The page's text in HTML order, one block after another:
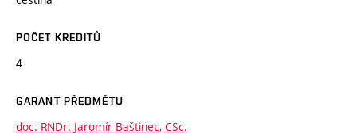
POČET KREDITŮ
4
GARANT PŘEDMĚTU
doc. RNDr. Jaromír Baštinec, CSc.